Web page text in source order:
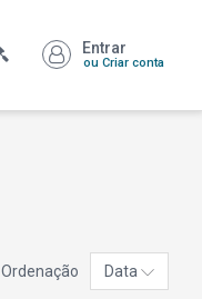
Entrar
ou Criar conta
Ordenação Data